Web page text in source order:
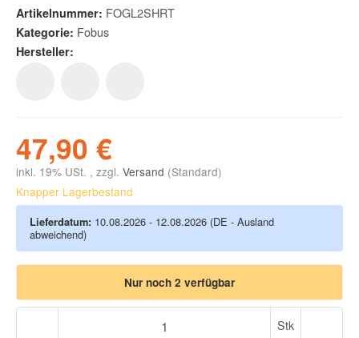
Artikelnummer: FOGL2SHRT
Kategorie: Fobus
Hersteller:
47,90 €
inkl. 19% USt. , zzgl. Versand (Standard)
Knapper Lagerbestand
Lieferdatum: 10.08.2026 - 12.08.2026 (DE - Ausland
abweichend)
Nur noch 2 verfügbar
Stk